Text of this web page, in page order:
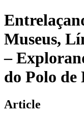
Museus,
–
do Polo de
Article